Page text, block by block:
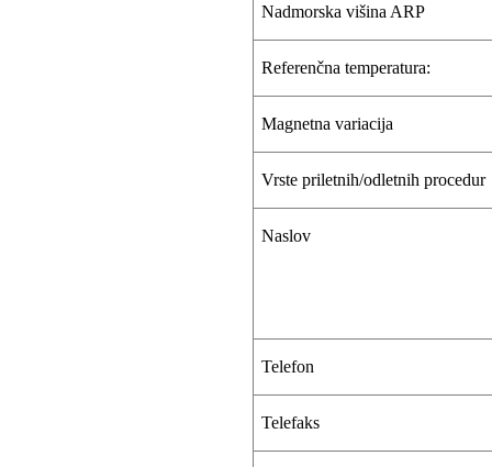
Nadmorska višina ARP
Referenčna temperatura:
Magnetna variacija
Vrste priletnih/odletnih procedur
Naslov
Telefon
Telefaks